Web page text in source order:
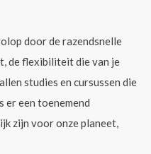
door de razendsnelle
de flexibiliteit die van je
studies en cursussen die
er een toenemend
zijn voor onze planeet,